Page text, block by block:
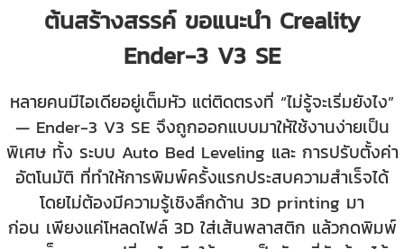
ต้นสร้างสรรค์ ขอแนะนำ Creality
Ender-3 V3 SE
หลายคนมีไอเดียอยู่เต็มหัว แต่ติดตรงที่ “ไม่รู้จะเริ่มยังไง”
— Ender-3 V3 SE จึงถูกออกแบบมาให้ใช้งานง่ายเป็น
พิเศษ ทั้ง ระบบ Auto Bed Leveling และ การปรับตั้งค่า
อัตโนมัติ ที่ทำให้การพิมพ์ครั้งแรกประสบความสำเร็จได้
โดยไม่ต้องมีความรู้เชิงลึกด้าน 3D printing มา
ก่อน เพียงแค่โหลดไฟล์ 3D ใส่เส้นพลาสติก แล้วกดพิมพ์